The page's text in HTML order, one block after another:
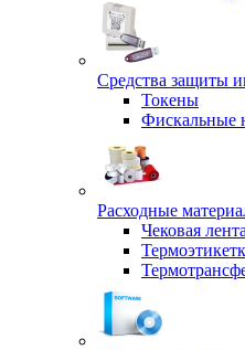
Средства защиты
Токены
Фискальные
Расходные
Чековая лента